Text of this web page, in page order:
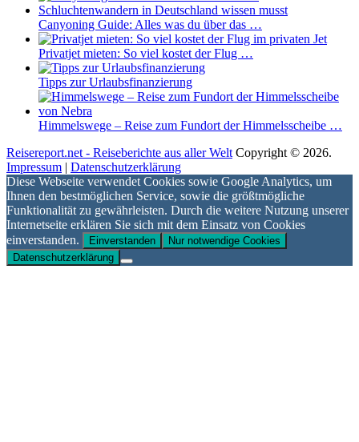
Canyoning Guide: Alles was du über das …
Privatjet mieten: So viel kostet der Flug …
Tipps zur Urlaubsfinanzierung
Himmelswege – Reise zum Fundort der Himmelsscheibe …
Reisereport.net - Reiseberichte aus aller Welt Copyright © 2026.
Impressum | Datenschutzerklärung
Diese Webseite verwendet Cookies sowie Google Analytics, um
Ihnen den bestmöglichen Service, sowie die größtmögliche
Funktionalität zu gewährleisten. Durch die weitere Nutzung unserer
Internetseite erklären Sie sich mit dem Einsatz von Cookies
einverstanden.
Einverstanden
Nur notwendige Cookies
Datenschutzerklärung